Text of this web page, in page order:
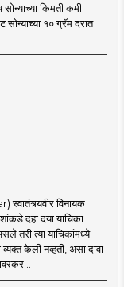
किमती कमी
१० ग्रॅम दरात
विनायक
दहा दया याचिका
तरी त्या याचिकांमध्ये
व्यक्त केली नव्हती, असा दावा
..